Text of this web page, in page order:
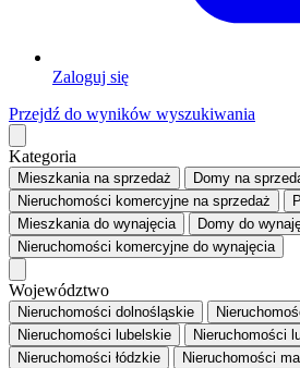
Zaloguj się
Przejdź do wyników wyszukiwania
Kategoria
Mieszkaniana sprzedaż Domy na
Nieruchomości komercyjne na sprzedaż
Mieszkaniado wynajęcia Domy do
Nieruchomości komercyjne do wynajęcia
Województwo
Nieruchomości dolnośląskie
Nieruchomości lubelskie
Nieruchomości
Nieruchomości łódzkie
Nieruchomości